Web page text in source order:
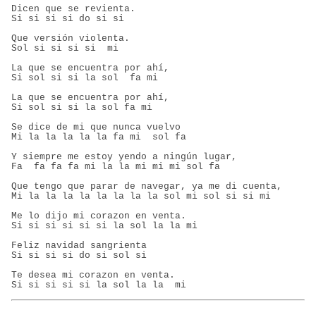
Dicen que se revienta.
Si si si si do si si
Que versión violenta.
Sol si si si si  mi
La que se encuentra por ahí,
Si sol si si la sol  fa mi
La que se encuentra por ahí,
Si sol si si la sol fa mi
Se dice de mi que nunca vuelvo
Mi la la la la la fa mi  sol fa
Y siempre me estoy yendo a ningún lugar,
Fa  fa fa fa mi la la mi mi mi sol fa
Que tengo que parar de navegar, ya me di cuenta,
Mi la la la la la la la la sol mi sol si si mi
Me lo dijo mi corazon en venta.
Si si si si si si la sol la la mi
Feliz navidad sangrienta
Si si si si do si sol si
Te desea mi corazon en venta.
Si si si si si la sol la la  mi